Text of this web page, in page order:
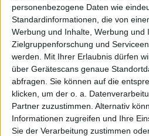
personenbezogene Daten wie
Standardinformationen, die von
Werbung und Inhalte, Werbung und
Zielgruppenforschung und
werden.
Mit Ihrer Erlaubnis dürfen
über Gerätescans genaue
abfragen. Sie können auf die
klicken, um der o. a.
Partner zuzustimmen. Alternativ
Informationen zugreifen und Ihre
Sie der Verarbeitung zustimmen